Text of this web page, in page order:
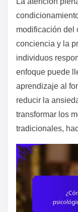
modificación del
conciencia y la
individuos
enfoque puede
aprendizaje al
reducir la
transformar los
tradicionales,